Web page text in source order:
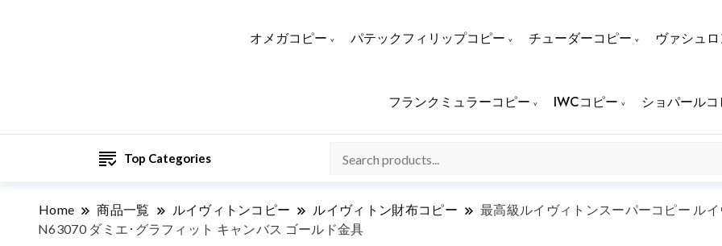
オメガコピー パテックフィリップコピー チューダーコピー ヴァシュ
フランクミュラーコピー IWCコピー ショパール
Top Categories
Home 商品一覧 ルイヴィトンコピー ルイヴィトン財布コピー
最高級ルイヴィトンスーパーコピー ル
N63070 ダミエ･グラフィット キャンバス ゴールド金具